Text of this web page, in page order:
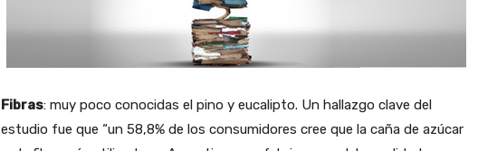
Fibras: muy poco conocidas el pino y eucalipto. Un hallazgo clave del
estudio fue que “un 58,8% de los consumidores cree que la caña de azúcar